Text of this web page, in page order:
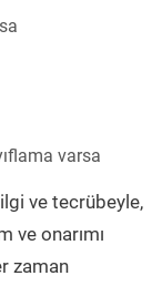
varsa
ve tecrübeyle,
ve onarımı
zaman